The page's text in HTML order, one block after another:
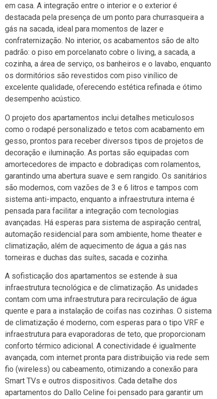
em casa. A integração entre o interior e o exterior é
destacada pela presença de um ponto para churrasqueira a
gás na sacada, ideal para momentos de lazer e
confraternização. No interior, os acabamentos são de alto
padrão: o piso em porcelanato cobre o living, a sacada, a
cozinha, a área de serviço, os banheiros e o lavabo, enquanto
os dormitórios são revestidos com piso vinílico de
excelente qualidade, oferecendo estética refinada e ótimo
desempenho acústico.
O projeto dos apartamentos inclui detalhes meticulosos
como o rodapé personalizado e tetos com acabamento em
gesso, prontos para receber diversos tipos de projetos de
decoração e iluminação. As portas são equipadas com
amortecedores de impacto e dobradiças com rolamentos,
garantindo uma abertura suave e sem rangido. Os sanitários
são modernos, com vazões de 3 e 6 litros e tampos com
sistema anti-impacto, enquanto a infraestrutura interna é
pensada para facilitar a integração com tecnologias
avançadas. Há esperas para sistema de aspiração central,
automação residencial para som ambiente, home theater e
climatização, além de aquecimento de água a gás nas
torneiras e duchas das suítes, sacada e cozinha.
A sofisticação dos apartamentos se estende à sua
infraestrutura tecnológica e de climatização. As unidades
contam com uma infraestrutura para recirculação de água
quente e para a instalação de coifas nas cozinhas. O sistema
de climatização é moderno, com esperas para o tipo VRF e
infraestrutura para evaporadoras de teto, que proporcionam
conforto térmico adicional. A conectividade é igualmente
avançada, com internet pronta para distribuição via rede sem
fio (wireless) ou cabeamento, otimizando a conexão para
Smart TVs e outros dispositivos. Cada detalhe dos
apartamentos do Dallo Celine foi pensado para garantir um